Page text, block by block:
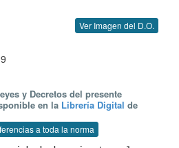
Ver Imagen del D.O.
y Decretos del presente
en la Librería Digital de
a toda la norma